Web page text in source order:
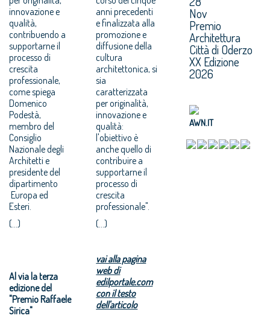
innovazione e
qualità,
contribuendo a
supportarne il
processo di
crescita
professionale,
come spiega
Domenico
Podestà,
membro del
Consiglio
Nazionale degli
Architetti e
presidente del
dipartimento
Europa ed
Esteri.
(...)
Al via la terza
edizione del
"Premio Raffaele
Sirica"
anni precedenti
e finalizzata alla
promozione e
diffusione della
cultura
architettonica, si
sia
caratterizzata
per originalità,
innovazione e
qualità:
l'obiettivo è
anche quello di
contribuire a
supportarne il
processo di
crescita
professionale".
(...)
vai alla pagina
web di
edilportale.com
con il testo
dell'articolo
Nov
Premio
Architettura
Città di Oderzo
XX Edizione
2026
AWN.IT